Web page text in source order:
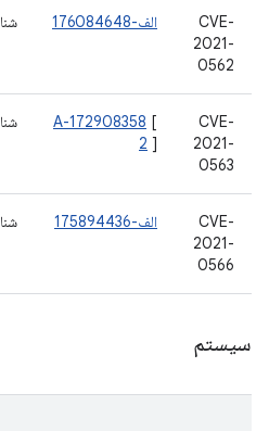
CVE-
2021-
0562
الف-176084648
CVE-
2021-
0563
A-172908358 [
2 ]
CVE-
2021-
0566
الف-175894436
سیستم